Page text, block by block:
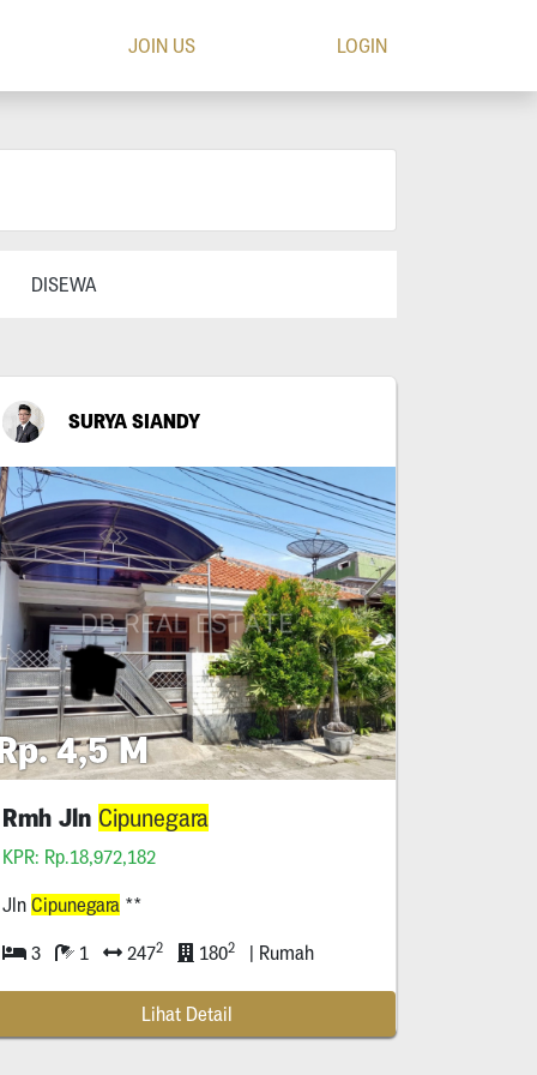
JOIN US LOGIN
DISEWA
SURYA SIANDY
4,5 M
Rmh Jln Cipunegara
KPR: Rp.18,972,182
Jln Cipunegara **
3 1 2472 1802 | Rumah
Lihat Detail